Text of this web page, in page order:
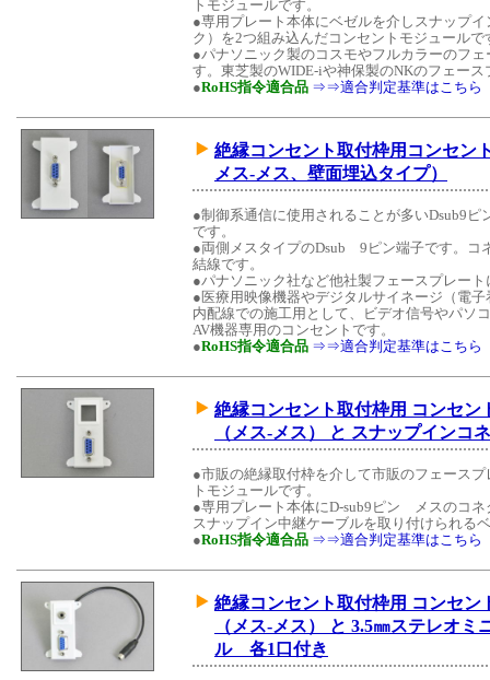
トモジュールです。
●専用プレート本体にベゼルを介しスナップ
ク）を2つ組み込んだコンセントモジュール
●パナソニック製のコスモやフルカラーのフ
す。東芝製のWIDE-iや神保製のNKのフェー
●RoHS指令適合品 ⇒⇒適合判定基準はこちら
絶縁コンセント取付枠用コンセン
メス-メス、壁面埋込タイプ）
●制御系通信に使用されることが多いDsub9
です。
●両側メスタイプのDsub 9ピン端子です。コ
結線です。
●パナソニック社など他社製フェースプレー
●医療用映像機器やデジタルサイネージ（電
内配線での施工用として、ビデオ信号やパソ
AV機器専用のコンセントです。
●RoHS指令適合品 ⇒⇒適合判定基準はこちら
絶縁コンセント取付枠用 コンセン
（メス-メス） と スナップイン
●市販の絶縁取付枠を介して市販のフェース
トモジュールです。
●専用プレート本体にD-sub9ピン メスのコ
スナップイン中継ケーブルを取り付けられる
●RoHS指令適合品 ⇒⇒適合判定基準はこちら
絶縁コンセント取付枠用 コンセン
（メス-メス） と 3.5㎜ステレオ
ル 各1口付き